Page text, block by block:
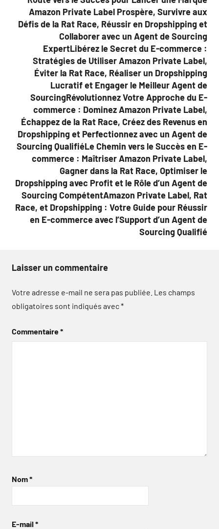
Amazon Private Label Prospère, Survivre aux
Défis de la Rat Race, Réussir en Dropshipping et
Collaborer avec un Agent de Sourcing
ExpertLibérez le Secret du E-commerce :
Stratégies de Utiliser Amazon Private Label,
Éviter la Rat Race, Réaliser un Dropshipping
Lucratif et Engager le Meilleur Agent de
SourcingRévolutionnez Votre Approche du E-
commerce : Dominez Amazon Private Label,
Échappez de la Rat Race, Créez des Revenus en
Dropshipping et Perfectionnez avec un Agent de
Sourcing QualifiéLe Chemin vers le Succès en E-
commerce : Maîtriser Amazon Private Label,
Gagner dans la Rat Race, Optimiser le
Dropshipping avec Profit et le Rôle d’un Agent de
Sourcing CompétentAmazon Private Label, Rat
Race, et Dropshipping : Votre Guide pour Réussir
en E-commerce avec l’Support d’un Agent de
Sourcing Qualifié
Laisser un commentaire
Votre adresse e-mail ne sera pas publiée. Les champs
obligatoires sont indiqués avec*
Commentaire*
Nom*
E-mail *